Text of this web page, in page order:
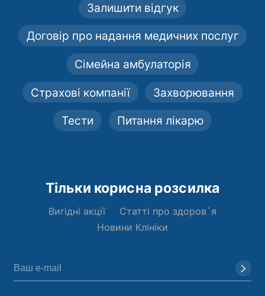
Залишити відгук
Договір про надання медичних послуг
Сімейна амбулаторія
Страхові компанії Захворювання
Тести Питання лікарю
Тільки корисна розсилка
Вигідні акції
Статті про здоров`я
Новини Клініки